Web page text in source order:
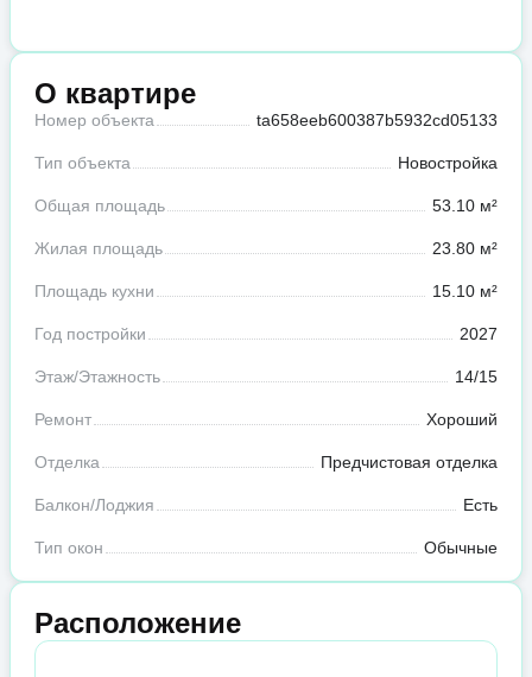
О квартире
Номер объекта ta658eeb600387b5932cd05133
Тип объекта Новостройка
Общая площадь 53.10 м²
Жилая площадь 23.80 м²
Площадь кухни 15.10 м²
Год постройки 2027
Этаж/Этажность 14/15
Ремонт Хороший
Отделка Предчистовая отделка
Балкон/Лоджия Есть
Тип окон Обычные
Расположение